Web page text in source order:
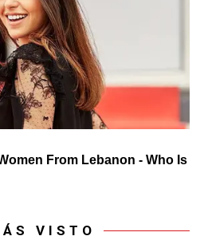
VISTO